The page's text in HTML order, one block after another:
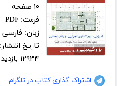
بزرگنمایی
۱۰ صفحه
فرمت: PDF
زبان: فارسی
تاریخ انتشار: ۲۷ اسفند ۱۳۹۵
۱۲۹۳۴ بازدید
اشتراک گذاری کتاب در تلگرام